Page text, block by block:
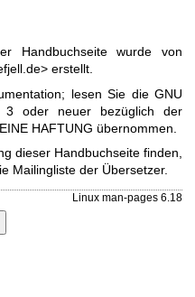
Handbuchseite wurde von
erstellt.
lesen Sie die GNU
3 oder neuer bezüglich der
HAFTUNG übernommen.
dieser Handbuchseite finden,
Mailingliste der Übersetzer.
Linux man-pages 6.18